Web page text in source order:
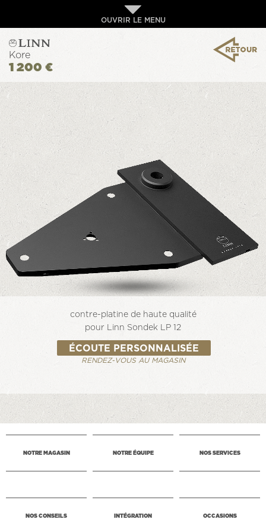
OUVRIR LE MENU
Kore
1 200 €
contre-platine de haute qualité
pour Linn Sondek LP 12
ÉCOUTE PERSONNALISÉE
RENDEZ-VOUS AU MAGASIN
NOTRE MAGASIN NOTRE ÉQUIPE NOS SERVICES
NOS CONSEILS INTÉGRATION OCCASIONS